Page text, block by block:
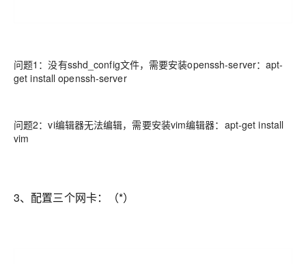
问题1：没有sshd_config文件，需要安装openssh-server：apt-
get install openssh-server
问题2：vi编辑器无法编辑，需要安装vim编辑器：apt-get install
vim
3、配置三个网卡：（*）